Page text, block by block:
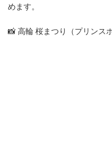
めます。
📸 高輪 桜まつり（プリンス